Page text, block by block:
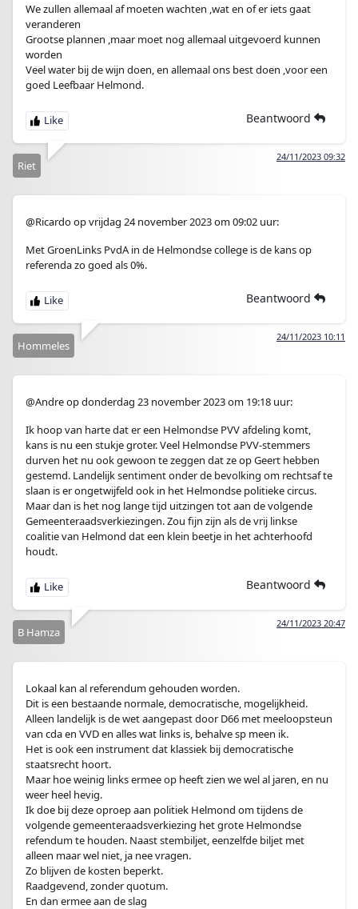
We zullen allemaal af moeten wachten ,wat en of er iets gaat
veranderen
Grootse plannen ,maar moet nog allemaal uitgevoerd kunnen
worden
Veel water bij de wijn doen, en allemaal ons best doen ,voor een
goed Leefbaar Helmond.
Beantwoord
24/11/2023 09:32
Riet
@Ricardo op vrijdag 24 november 2023 om 09:02 uur:
Met GroenLinks PvdA in de Helmondse college is de kans op
referenda zo goed als 0%.
Beantwoord
24/11/2023 10:11
Hommeles
@Andre op donderdag 23 november 2023 om 19:18 uur:
Ik hoop van harte dat er een Helmondse PVV afdeling komt,
kans is nu een stukje groter. Veel Helmondse PVV-stemmers
durven het nu ook gewoon te zeggen dat ze op Geert hebben
gestemd. Landelijk sentiment onder de bevolking om rechtsaf te
slaan is er ongetwijfeld ook in het Helmondse politieke circus.
Maar dan is het nog lange tijd uitzingen tot aan de volgende
Gemeenteraadsverkiezingen. Zou fijn zijn als de vrij linkse
coalitie van Helmond dat een klein beetje in het achterhoofd
houdt.
Beantwoord
24/11/2023 20:47
B Hamza
Lokaal kan al referendum gehouden worden.
Dit is een bestaande normale, democratische, mogelijkheid.
Alleen landelijk is de wet aangepast door D66 met meeloopsteun
van cda en VVD en alles wat links is, behalve sp meen ik.
Het is ook een instrument dat klassiek bij democratische
staatsrecht hoort.
Maar hoe weinig links ermee op heeft zien we wel al jaren, en nu
weer heel hevig.
Ik doe bij deze oproep aan politiek Helmond om tijdens de
volgende gemeenteraadsverkiezing het grote Helmondse
refendum te houden. Naast stembiljet, eenzelfde biljet met
alleen maar wel niet, ja nee vragen.
Zo blijven de kosten beperkt.
Raadgevend, zonder quotum.
En dan ermee aan de slag